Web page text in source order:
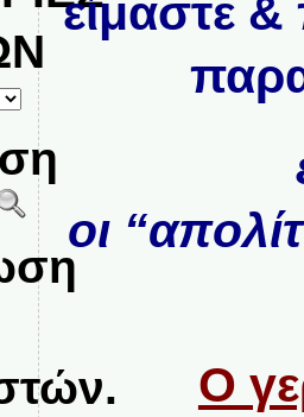
είμαστε &
οι
Ο